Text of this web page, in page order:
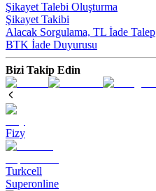
Şikayet Talebi Oluşturma
Şikayet Takibi
Alacak Sorgulama, TL İade Talep​
BTK İade Duyurusu
Bizi Takip Edin
Fizy
Turkcell
Superonline